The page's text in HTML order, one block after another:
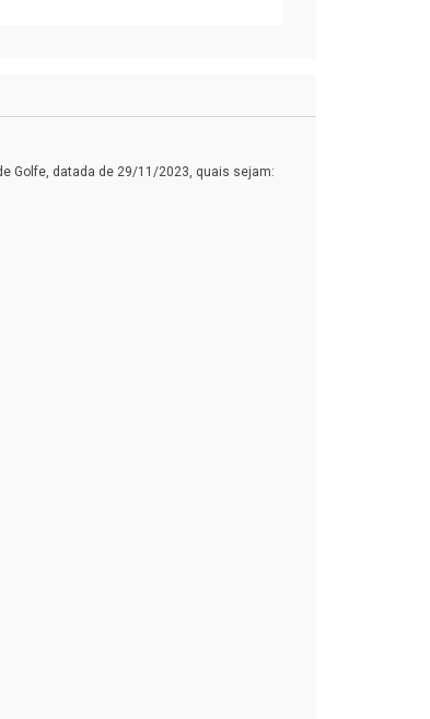
Golfe, datada de 29/11/2023, quais sejam: